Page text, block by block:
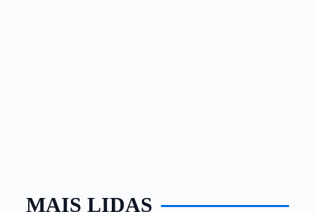
MAIS LIDAS